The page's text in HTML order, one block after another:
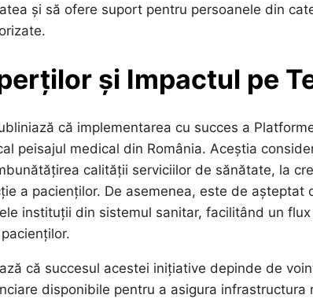
și să ofere suport pentru persoanele din
și Impactul pe
că implementarea cu succes a
peisajul medical din România. Aceștia
calității serviciilor de sănătate, la
a pacienților. De asemenea, este de așteptat
instituții din sistemul sanitar, facilitând un
că succesul acestei inițiative depinde de
disponibile pentru a asigura infrastructura